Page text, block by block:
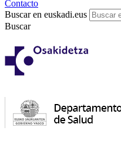
Contacto
Buscar en euskadi.eus
Buscar